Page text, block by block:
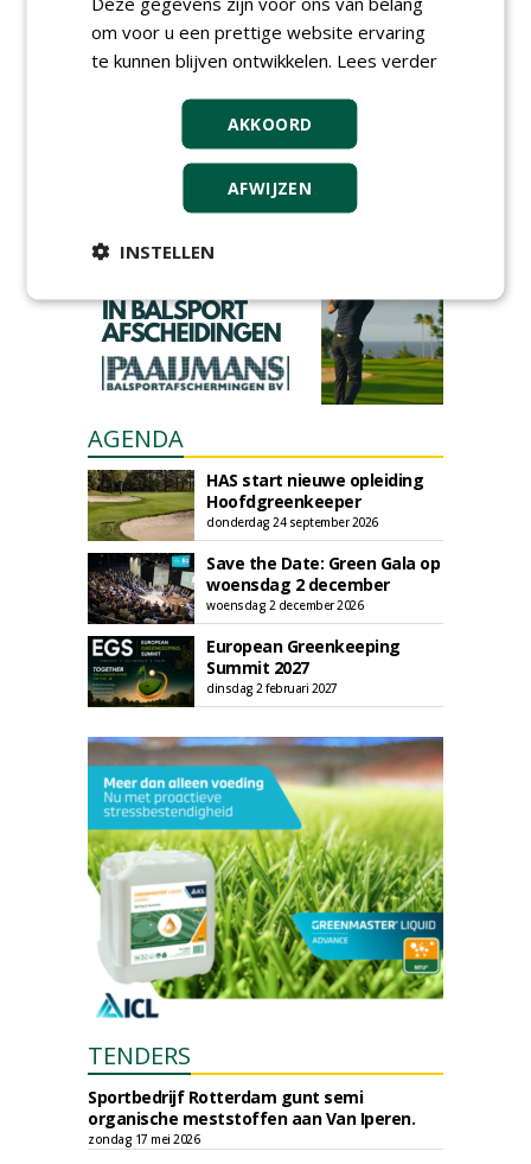
GREEN OUTLET
Iedereen kan gratis kleine advertenties
plaatsen via zijn eigen account.
Plaats een gratis advertentie
AGENDA
HAS start nieuwe opleiding
Hoofdgreenkeeper
donderdag 24 september 2026
Save the Date: Green Gala op
woensdag 2 december
woensdag 2 december 2026
European Greenkeeping
Summit 2027
dinsdag 2 februari 2027
TENDERS
Sportbedrijf Rotterdam gunt semi
organische meststoffen aan Van Iperen.
zondag 17 mei 2026
om voor u een prettige website ervaring
te kunnen blijven ontwikkelen. Lees verder
AKKOORD
AFWIJZEN
INSTELLEN